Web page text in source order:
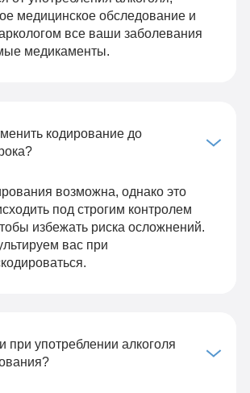
медицинское обследование и
все ваши заболевания
медикаменты.
кодирование до
возможна, однако это
под строгим контролем
избежать риска осложнений.
вас при
при употреблении алкоголя